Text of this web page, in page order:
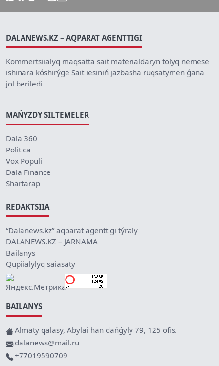
DALANEWS.KZ – AQPARAT AGENTTIGI
Kommertsiialyq maqsatta sait materialdaryn tolyq nemese
ishinara kóshirýge Sait iesiniń jazbasha ruqsatymen ǵana
jol beriledi.
MAŃYZDY SILTEMELER
Dala 360
Politica
Vox Populi
Dala Finance
Shartarap
REDAKTSIIA
“Dalanews.kz” aqparat agenttigi týraly
DALANEWS.KZ – JARNAMA
Bailanys
Qupiialylyq saiasaty
BAILANYS
Almaty qalasy, Abylai han dańǵyly 79, 125 ofis.
dalanews@mail.ru
+77019590709